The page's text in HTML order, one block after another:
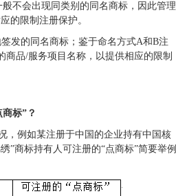
不会出现同类别的同名商标，因此管理
的限制注册保护。
发的同名商标；鉴于命名方式A和B注
商品/服务项目名称，以提供相应的限制
标”？
，例如某注册于中国的企业持有中国核
”商标持有人可注册的“点商标”简要举例